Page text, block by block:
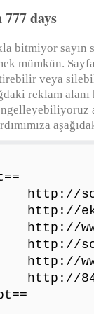
days
bitmiyor sayın
mümkün.
veya
reklam alanı